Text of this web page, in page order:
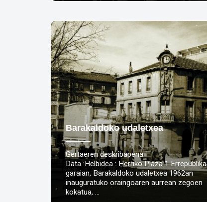
Barakaldoko udaletxea
Gertaeren deskribapena
Data :Helbidea : Herriko Plaza 1 Errepublika
garaian, Barakaldoko udaletxea 1962an
inauguratuko oraingoaren aurrean zegoen
kokatua, …